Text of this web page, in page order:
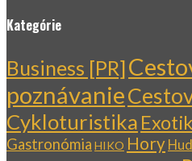
Kategórie
Business [PR]
poznávanie
Cykloturistika
Gastronómia HIKO Hory